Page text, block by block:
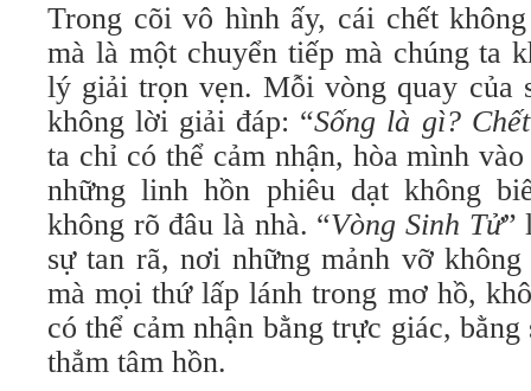
Trong cõi vô hình ấy, cái chết
mà là một chuyển tiếp mà chúng ta
lý giải trọn vẹn. Mỗi vòng quay của
không lời giải đáp: “Sống là gì?
ta chỉ có thể cảm nhận, hòa mình
những linh hồn phiêu dạt không
không rõ đâu là nhà. “Vòng Sinh Tử”
sự tan rã, nơi những mảnh vỡ
mà mọi thứ lấp lánh trong mơ hồ,
có thể cảm nhận bằng trực giác,
thẳm tâm hồn.